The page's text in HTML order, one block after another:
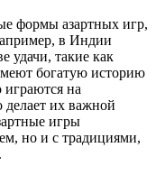
формы азартных игр,
в Индии
удачи, такие как
богатую историю
играются на
делает их важной
игры
но и с традициями,